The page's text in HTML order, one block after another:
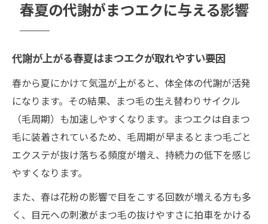
春夏の代謝がまつエクに与える影響
代謝が上がる春夏はまつエクが取れやすい要因
春から夏にかけて気温が上がると、体全体の代謝が活発
になります。その結果、まつ毛の生え替わりサイクル
（毛周期）も加速しやすくなります。まつエクは自まつ
毛に装着されているため、毛周期が早まるとまつ毛ごと
エクステが抜け落ちる頻度が増え、持続力の低下を感じ
やすくなります。
また、春は花粉の影響で目をこする回数が増える方も多
く、目元への刺激がまつ毛の抜けやすさに拍車をかける